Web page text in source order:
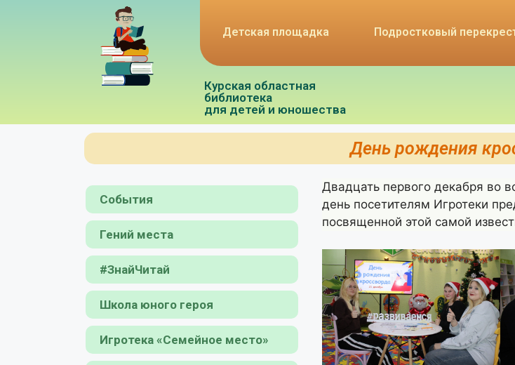
Детская площадка Подростковый
Курская областная
библиотека
для детей и юношества
День рождения
События
Гений места
#ЗнайЧитай
Школа юного героя
Игротека «Семейное место»
Двадцать первого декабря во
день посетителям Игротеки
посвященной этой самой